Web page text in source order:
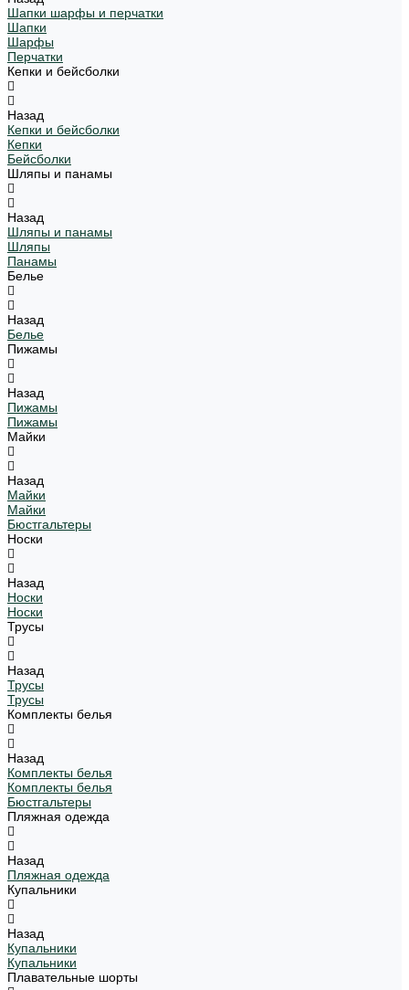
Шапки шарфы и перчатки
Шапки
Шарфы
Перчатки
Кепки и бейсболки
Назад
Кепки и бейсболки
Кепки
Бейсболки
Шляпы и панамы
Назад
Шляпы и панамы
Шляпы
Панамы
Белье
Назад
Белье
Пижамы
Назад
Пижамы
Пижамы
Майки
Назад
Майки
Майки
Бюстгальтеры
Носки
Назад
Носки
Носки
Трусы
Назад
Трусы
Трусы
Комплекты белья
Назад
Комплекты белья
Комплекты белья
Бюстгальтеры
Пляжная одежда
Назад
Пляжная одежда
Купальники
Назад
Купальники
Купальники
Плавательные шорты